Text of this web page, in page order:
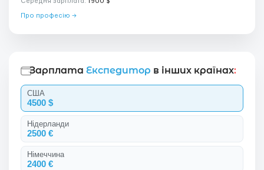
Про професію →
Зарплата Експедитор в інших країнах:
США
4500 $
Нідерланди
2500 €
Німеччина
2400 €